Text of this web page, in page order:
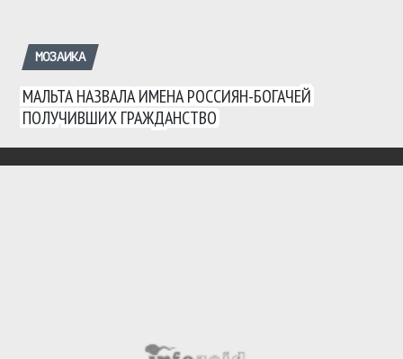
МОЗАИКА
МАЛЬТА НАЗВАЛА ИМЕНА РОССИЯН-БОГАЧЕЙ
ПОЛУЧИВШИХ ГРАЖДАНСТВО